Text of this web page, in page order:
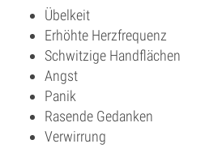
Übelkeit
Erhöhte Herzfrequenz
Schwitzige Handflächen
Angst
Panik
Rasende Gedanken
Verwirrung